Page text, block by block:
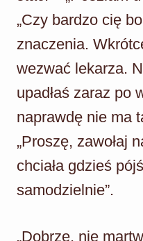
„Czy bardzo cię
znaczenia.
wezwać lekarza.
upadłaś zaraz po
naprawdę nie ma
„Proszę, zawołaj
chciała gdzieś
samodzielnie”.
„Dobrze, nie